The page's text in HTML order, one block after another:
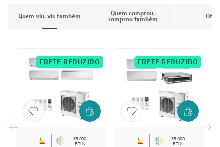
Quem viu, viu também Quem comprou,
comprou também
FRETE REDUZIDO
35.000
BTUs
FRETE REDUZIDO
35.000
BTUs